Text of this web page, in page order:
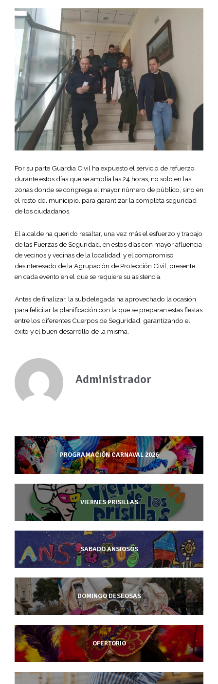
Por su parte Guardia Civil ha expuesto el servicio de refuerzo
durante estos días que se amplía las 24 horas, no solo en las
zonas donde se congrega el mayor número de público, sino en
el resto del municipio, para garantizar la completa seguridad
de los ciudadanos.
El alcalde ha querido resaltar, una vez más el esfuerzo y trabajo
de las Fuerzas de Seguridad, en estos días con mayor afluencia
de vecinos y vecinas de la localidad, y el compromiso
desinteresado de la Agrupación de Protección Civil, presente
en cada evento en el que se requiere su asistencia.
Antes de finalizar, la subdelegada ha aprovechado la ocasión
para felicitar la planificación con la que se preparan estas fiestas
entre los diferentes Cuerpos de Seguridad, garantizando el
éxito y el buen desarrollo de la misma.
Administrador
PROGRAMACIÓN CARNAVAL 2026
VIERNES PRISILLAS
SABADO ANSIOSOS
DOMINGO DESEOSAS
OFERTORIO